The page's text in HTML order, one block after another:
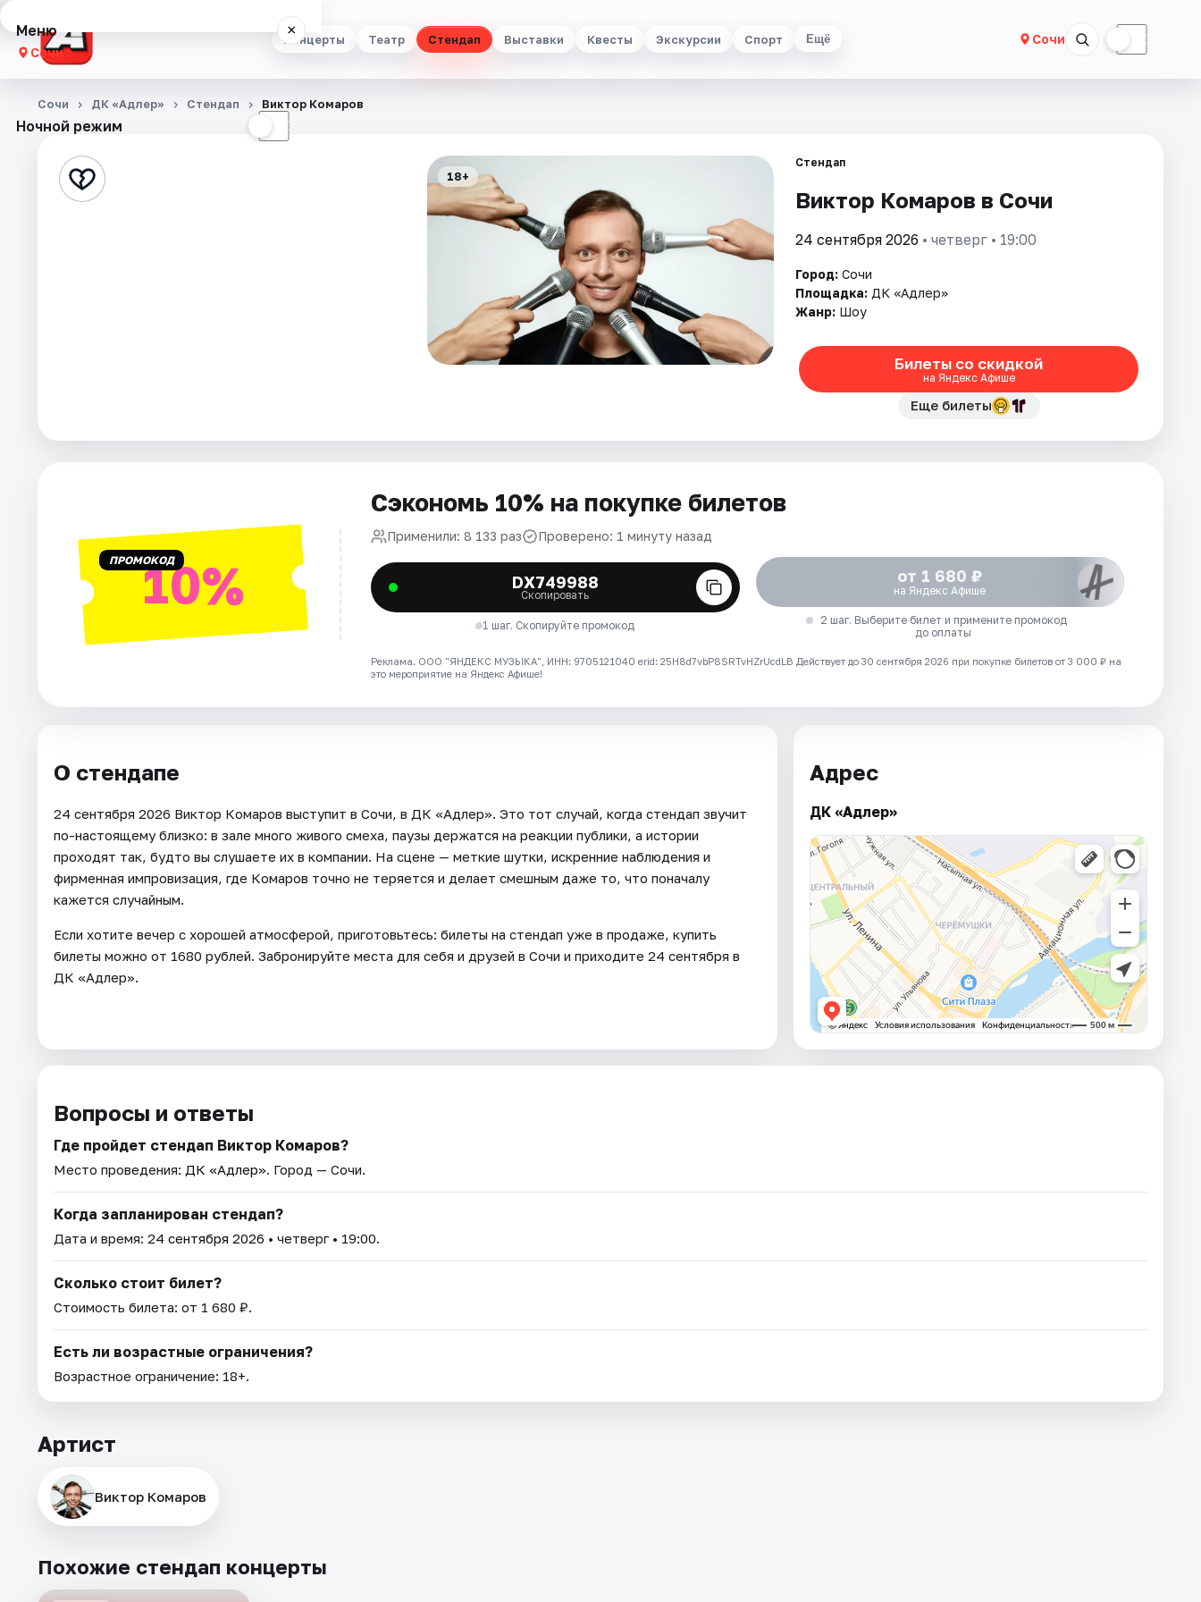
Концерты Театр Стендап Выставки Квесты Экскурсии Спорт Ещё Сочи ☾
Меню ×
Сочи
Концерты
Стендап
Рейтинги
Ночной режим ☾
Сочи ДК «Адлер» Стендап Виктор Комаров
18+
Стендап
Виктор Комаров в Сочи
24 сентября 2026 • четверг • 19:00
Город: Сочи
Площадка: ДК «Адлер»
Жанр: Шоу
Билеты со скидкой
на Яндекс Афише
Еще билеты
ПРОМОКОД10%
Сэкономь 10% на покупке билетов
Применили: 8 133 раз Проверено: 1 минуту назад
DX749988
Скопировать
1 шаг. Скопируйте промокод
от 1 680 ₽
на Яндекс Афише
2 шаг. Выберите билет и примените промокод
до оплаты
Реклама. ООО "ЯНДЕКС МУЗЫКА", ИНН: 9705121040 erid: 25H8d7vbP8SRTvHZrUcdLB Действует до 30 сентября 2026 при покупке билетов от 3 000 ₽ на
это мероприятие на Яндекс Афише!
О стендапе
24 сентября 2026 Виктор Комаров выступит в Сочи, в ДК «Адлер». Это тот случай, когда стендап звучит
по-настоящему близко: в зале много живого смеха, паузы держатся на реакции публики, а истории
проходят так, будто вы слушаете их в компании. На сцене — меткие шутки, искренние наблюдения и
фирменная импровизация, где Комаров точно не теряется и делает смешным даже то, что поначалу
кажется случайным.
Если хотите вечер с хорошей атмосферой, приготовьтесь: билеты на стендап уже в продаже, купить
билеты можно от 1680 рублей. Забронируйте места для себя и друзей в Сочи и приходите 24 сентября в
ДК «Адлер».
Адрес
ДК «Адлер»
Вопросы и ответы
Где пройдет стендап Виктор Комаров?
Место проведения: ДК «Адлер». Город — Сочи.
Когда запланирован стендап?
Дата и время: 24 сентября 2026 • четверг • 19:00.
Сколько стоит билет?
Стоимость билета: от 1 680 ₽.
Есть ли возрастные ограничения?
Возрастное ограничение: 18+.
Артист
Виктор Комаров
Похожие стендап концерты